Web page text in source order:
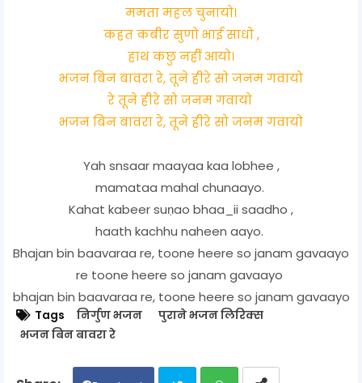
ममता महल चुनायो।
कहत कबीर सुणो भाई साधो ,
हाथ कछु नहीं आयो।
भजन बिन बावरा रे, तूने हीरे सो जनम गवायो
रे तूने हीरे सो जनम गवायो
भजन बिन बावरा रे, तूने हीरे सो जनम गवायो
Yah snsaar maayaa kaa lobhee ,
mamataa mahal chunaayo.
Kahat kabeer suṇao bhaa_ii saadho ,
haath kachhu naheen aayo.
Bhajan bin baavaraa re, toone heere so janam gavaayo
re toone heere so janam gavaayo
bhajan bin baavaraa re, toone heere so janam gavaayo
Tags निर्गुण भजन
पुराने भजन लिरिक्स
भजन बिन बावरा रे